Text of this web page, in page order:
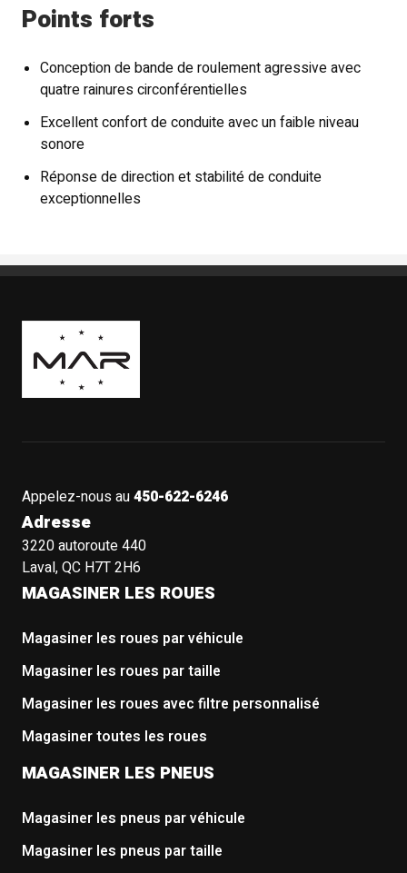
Points forts
Conception de bande de roulement agressive avec
quatre rainures circonférentielles
Excellent confort de conduite avec un faible niveau
sonore
Réponse de direction et stabilité de conduite
exceptionnelles
Boutique Mags à Rabais
Appelez-nous au450-622-6246
Adresse
3220 autoroute 440
Laval, QC H7T 2H6
MAGASINER LES ROUES
Magasiner les roues par véhicule
Magasiner les roues par taille
Magasiner les roues avec filtre personnalisé
Magasiner toutes les roues
MAGASINER LES PNEUS
Magasiner les pneus par véhicule
Magasiner les pneus par taille